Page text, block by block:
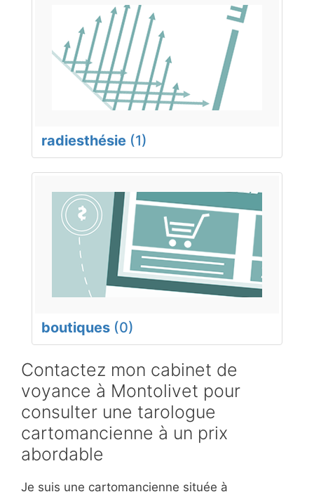
radiesthésie (1)
boutiques (0)
Contactez mon cabinet de
voyance à Montolivet pour
consulter une tarologue
cartomancienne à un prix
abordable
Je suis une cartomancienne située à